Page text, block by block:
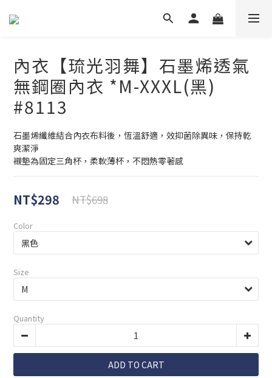
內衣【琉光羽舞】石墨烯透氣
無鋼圈內衣 *M-XXXL(黑)
#8113
石墨烯纖維結合內衣布料後，恆溫舒適，效抑菌除異味，保持乾
爽潔淨
襯墊為固定三角杯，柔軟薄杯，不悶熱零著感
NT$298 NT$698
Color
Size
Quantity
ADD TO CART